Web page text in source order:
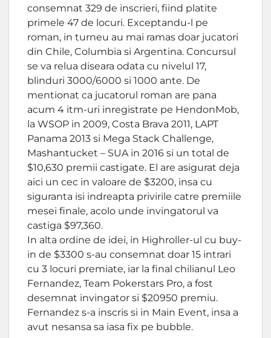
consemnat 329 de inscrieri, fiind platite
primele 47 de locuri. Exceptandu-l pe
roman, in turneu au mai ramas doar jucatori
din Chile, Columbia si Argentina. Concursul
se va relua diseara odata cu nivelul 17,
blinduri 3000/6000 si 1000 ante. De
mentionat ca jucatorul roman are pana
acum 4 itm-uri inregistrate pe HendonMob,
la WSOP in 2009, Costa Brava 2011, LAPT
Panama 2013 si Mega Stack Challenge,
Mashantucket – SUA in 2016 si un total de
$10,630 premii castigate. El are asigurat deja
aici un cec in valoare de $3200, insa cu
siguranta isi indreapta privirile catre premiile
mesei finale, acolo unde invingatorul va
castiga $97,360.
In alta ordine de idei, in Highroller-ul cu buy-
in de $3300 s-au consemnat doar 15 intrari
cu 3 locuri premiate, iar la final chilianul Leo
Fernandez, Team Pokerstars Pro, a fost
desemnat invingator si $20950 premiu.
Fernandez s-a inscris si in Main Event, insa a
avut nesansa sa iasa fix pe bubble.